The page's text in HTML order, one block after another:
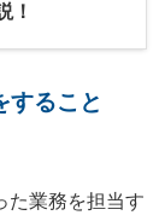
！
すること
た業務を担当す